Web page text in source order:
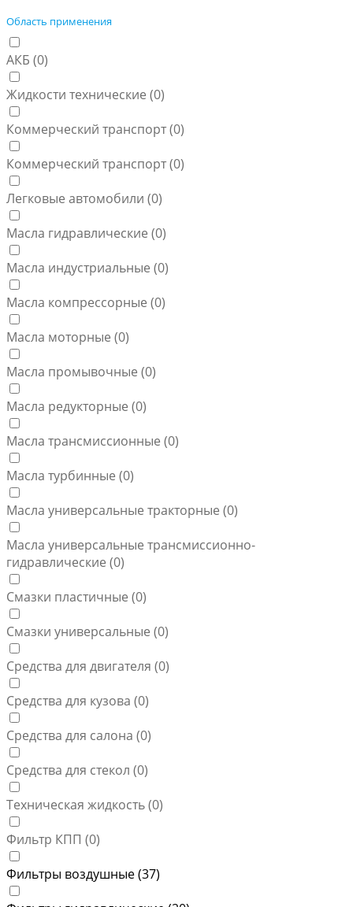
Область применения
АКБ (0)
Жидкости технические (0)
Коммерческий транспорт (0)
Коммерческий транспорт (0)
Легковые автомобили (0)
Масла гидравлические (0)
Масла индустриальные (0)
Масла компрессорные (0)
Масла моторные (0)
Масла промывочные (0)
Масла редукторные (0)
Масла трансмиссионные (0)
Масла турбинные (0)
Масла универсальные тракторные (0)
Масла универсальные трансмиссионно-
гидравлические (0)
Смазки пластичные (0)
Смазки универсальные (0)
Средства для двигателя (0)
Средства для кузова (0)
Средства для салона (0)
Средства для стекол (0)
Техническая жидкость (0)
Фильтр КПП (0)
Фильтры воздушные (37)